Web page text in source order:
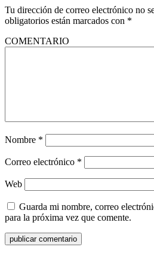
Tu dirección de correo electrónico no
obligatorios están marcados con *
COMENTARIO
Nombre *
Correo electrónico *
Web
Guarda mi nombre, correo
para la próxima vez que comente.